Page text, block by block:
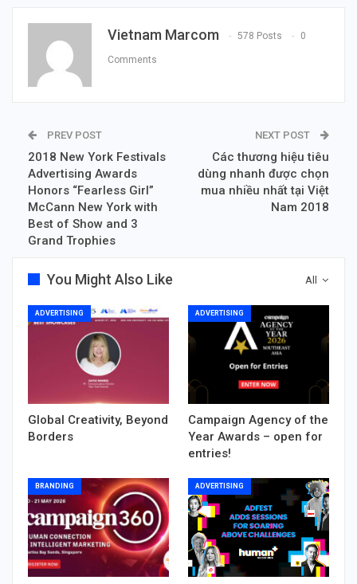
Vietnam Marcom 578 Posts 0
Comments
PREV POST
2018 New York Festivals
Advertising Awards
Honors “Fearless Girl”
McCann New York with
Best of Show and 3
Grand Trophies
NEXT POST
Các thương hiệu tiêu
dùng nhanh được chọn
mua nhiều nhất tại Việt
Nam 2018
All
You Might Also Like
ADVERTISING
Global Creativity, Beyond
Borders
ADVERTISING
Campaign Agency of the
Year Awards – open for
entries!
BRANDING ADVERTISING